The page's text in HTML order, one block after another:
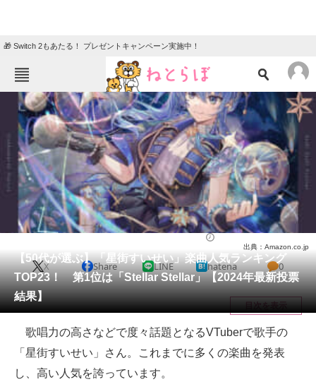
🎁 Switch 2もあたる！ プレゼントキャンペーン実施中！
ねとらぼメニュー
TOP ニュース
エンタメ クイズ
グルメ 地域
住まい 教育・育児
動物 リサーチ
会員記事
メディア
注目記事を集めた総合ページ
ITの今と未来を見通す
スマホと通信の最新トレンド
【50代が選ぶ】「星街すいせい」楽曲人気ランキング
TOP23！ 第1位は「Stellar Stellar」【2024年最新投票
結果】
出典：Amazon.co.jp
X Share LINE hatena 0
目次を表示
歌唱力の高さなどで度々話題となるVTuberで歌手の
「星街すいせい」さん。これまでに多くの楽曲を発表
し、高い人気を誇っています。